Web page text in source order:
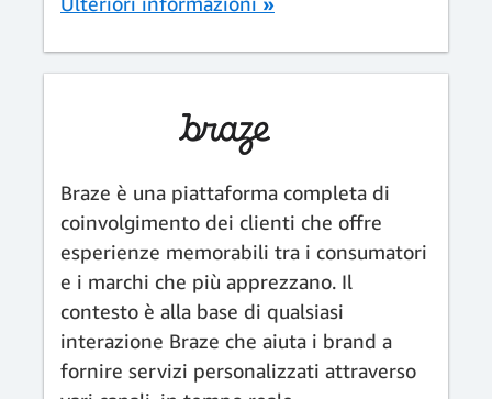
Braze è una piattaforma completa di
coinvolgimento dei clienti che offre
esperienze memorabili tra i consumatori
e i marchi che più apprezzano. Il
contesto è alla base di qualsiasi
interazione Braze che aiuta i brand a
fornire servizi personalizzati attraverso